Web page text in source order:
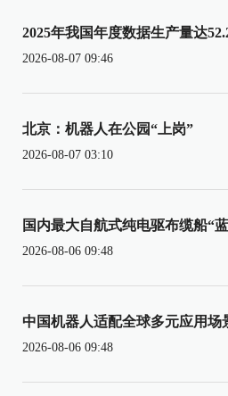
2025年我国年度数据生产量达
2026-08-07 09:46
北京：机器人在公园“上岗”
2026-08-07 03:10
国内最大自航式纯电驱布缆船“
2026-08-06 09:48
中国机器人适配全球多元应用场
2026-08-06 09:48